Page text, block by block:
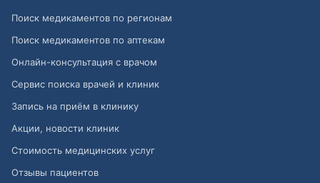
Поиск медикаментов по регионам
Поиск медикаментов по аптекам
Онлайн-консультация с врачом
Сервис поиска врачей и клиник
Запись на приём в клинику
Акции, новости клиник
Стоимость медицинских услуг
Отзывы пациентов